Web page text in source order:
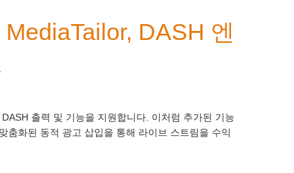
DASH 엔
출력 및 기능을 지원합니다. 이처럼 추가된 기능
춤화된 동적 광고 삽입을 통해 라이브 스트림을 수익